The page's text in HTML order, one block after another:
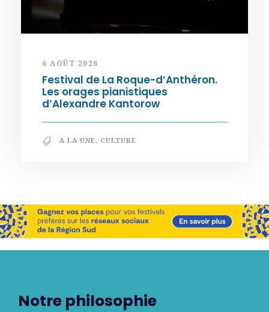
6 AOÛT 2026
Festival de La Roque-d’Anthéron.
Les orages pianistiques
d’Alexandre Kantorow
A LA UNE, CULTURE
Notre philosophie